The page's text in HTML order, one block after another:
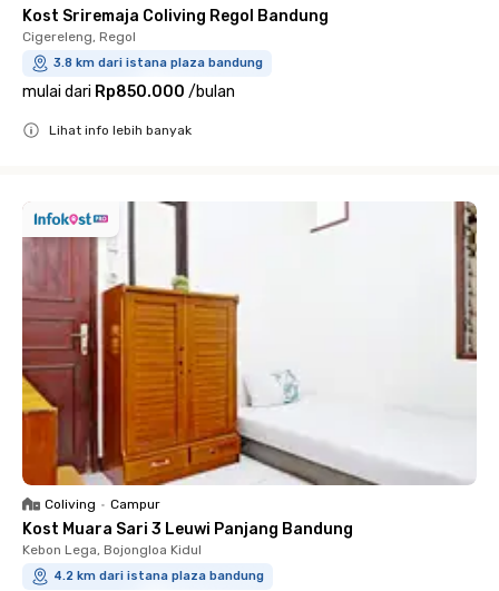
Kost Sriremaja Coliving Regol Bandung
Cigereleng, Regol
3.8 km dari istana plaza bandung
mulai dari Rp850.000 /bulan
Lihat info lebih banyak
Coliving • Campur
Kost Muara Sari 3 Leuwi Panjang Bandung
Kebon Lega, Bojongloa Kidul
4.2 km dari istana plaza bandung